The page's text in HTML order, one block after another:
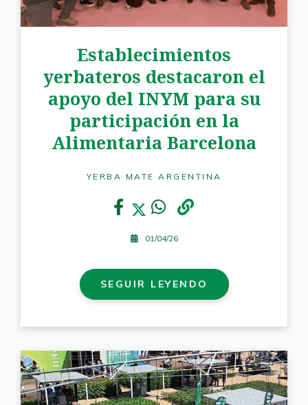
Establecimientos
yerbateros destacaron el
apoyo del INYM para su
participación en la
Alimentaria Barcelona
YERBA MATE ARGENTINA
01/04/26
SEGUIR LEYENDO